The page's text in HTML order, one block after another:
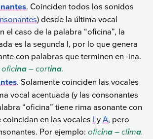
. Coinciden todos los sonidos
) desde la última vocal
el caso de la palabra “oficina”, la
es la segunda I, por lo que genera
con palabras que terminen en -ina.
oficina – cortina.
. Solamente coinciden las vocales
vocal acentuada (y las consonantes
“oficina” tiene rima asonante con
coincidan en las vocalesIyA, pero
Por ejemplo:oficina – clima.